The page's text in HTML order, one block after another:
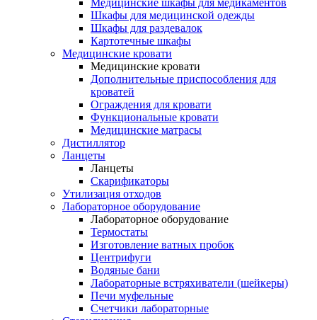
Медицинские шкафы для медикаментов
Шкафы для медицинской одежды
Шкафы для раздевалок
Картотечные шкафы
Медицинские кровати
Медицинские кровати
Дополнительные приспособления для
кроватей
Ограждения для кровати
Функциональные кровати
Медицинские матрасы
Дистиллятор
Ланцеты
Ланцеты
Скарификаторы
Утилизация отходов
Лабораторное оборудование
Лабораторное оборудование
Термостаты
Изготовление ватных пробок
Центрифуги
Водяные бани
Лабораторные встряхиватели (шейкеры)
Печи муфельные
Счетчики лабораторные